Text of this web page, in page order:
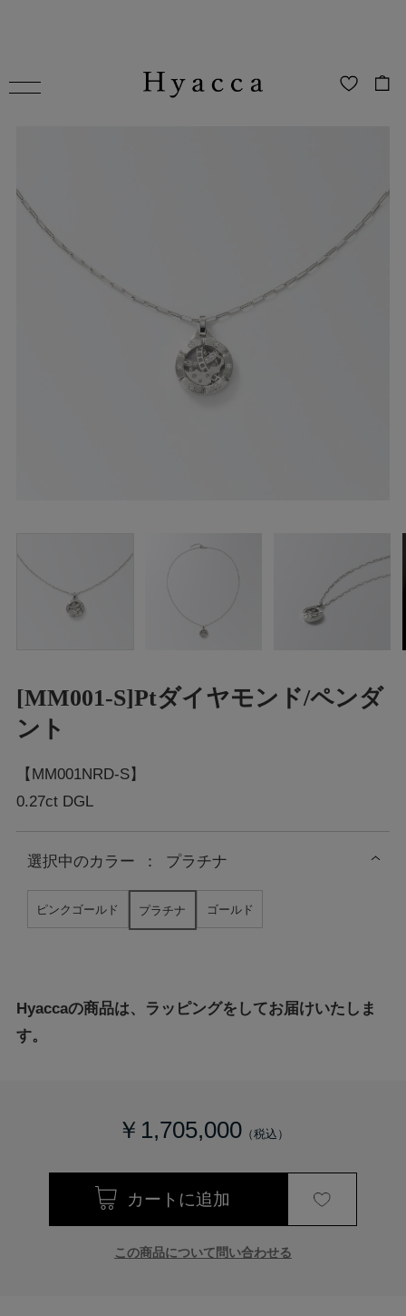
[MM001-S]Ptダイヤモンド/ペンダ
ント
【MM001NRD-S】
0.27ct DGL
選択中のカラー ： プラチナ
ピンクゴールド プラチナ ゴールド
Hyaccaの商品は、ラッピングをしてお届けいたしま
す。
￥1,705,000
この商品について問い合わせる